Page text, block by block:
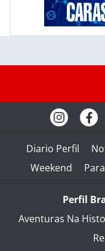
Diario Perfil
Weekend
Perfil
Aventuras Na